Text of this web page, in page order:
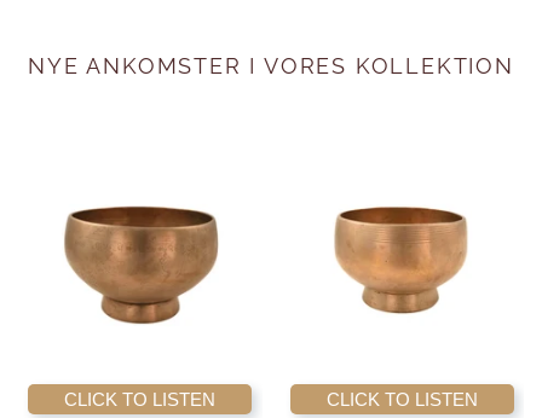
NYE ANKOMSTER I VORES KOLLEKTION
CLICK TO LISTEN CLICK TO LISTEN